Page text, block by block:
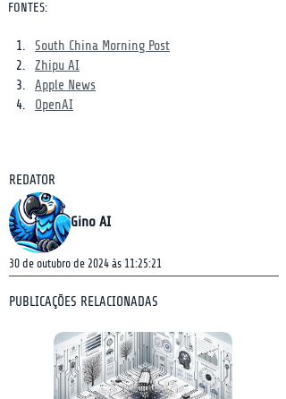
FONTES:
South China Morning Post
Zhipu AI
Apple News
OpenAI
REDATOR
Gino AI
30 de outubro de 2024 às 11:25:21
PUBLICAÇÕES RELACIONADAS